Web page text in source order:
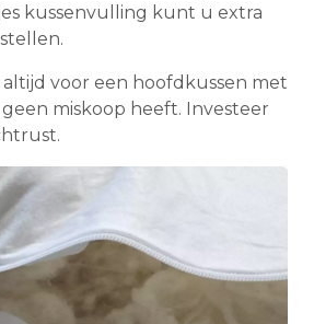
kussenvulling kunt u extra
altijd voor een hoofdkussen met
miskoop heeft. Investeer